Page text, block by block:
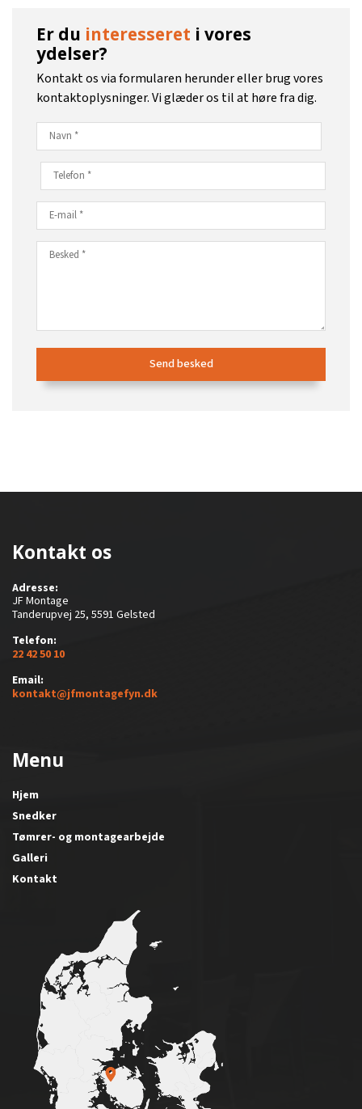
Er du interesseret i vores
ydelser?
Kontakt os via formularen herunder eller brug vores
kontaktoplysninger. Vi glæder os til at høre fra dig.​
Kontakt os
Adresse:
JF Montage
Tanderupvej 25, 5591 Gelsted
Telefon:
22 42 50 10
Email:
kontakt@jfmontagefyn.dk
Menu
Hjem
Snedker
Tømrer- og montagearbejde
Galleri
Kontakt